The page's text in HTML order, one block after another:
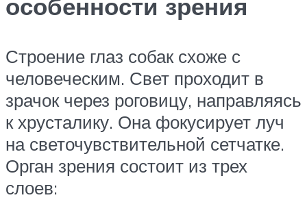
особенности зрения
Строение глаз собак схоже с
человеческим. Свет проходит в
зрачок через роговицу, направляясь
к хрусталику. Она фокусирует луч
на светочувствительной сетчатке.
Орган зрения состоит из трех
слоев: